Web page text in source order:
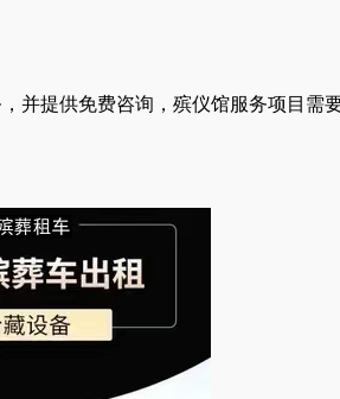
并提供免费咨询，殡仪馆服务项目需